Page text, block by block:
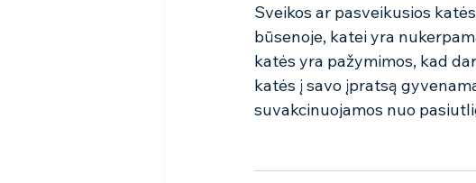
Sveikos ar pasveikusios
būsenoje, katei yra
katės yra pažymimos, kad
katės į savo įpratsą
suvakcinuojamos nuo